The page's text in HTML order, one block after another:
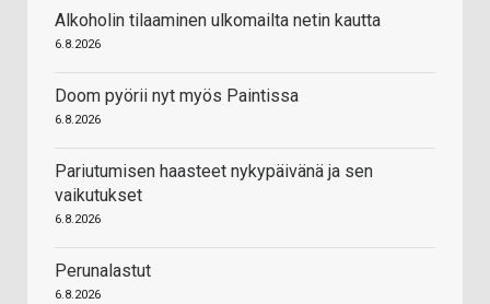
Alkoholin tilaaminen ulkomailta netin kautta
6.8.2026
Doom pyörii nyt myös Paintissa
6.8.2026
Pariutumisen haasteet nykypäivänä ja sen
vaikutukset
6.8.2026
Perunalastut
6.8.2026